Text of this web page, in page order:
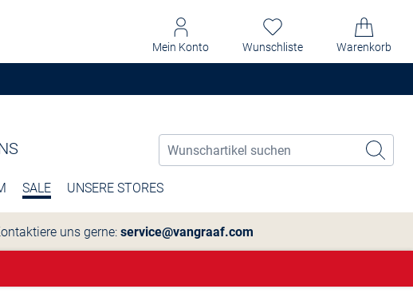
Mein Konto Wunschliste Warenkorb
SALE UNSERE STORES
uns gerne: service@vangraaf.com